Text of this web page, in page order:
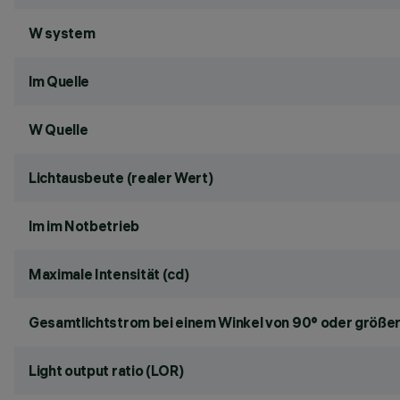
W system
lm Quelle
W Quelle
Lichtausbeute (realer Wert)
lm im Notbetrieb
Maximale Intensität (cd)
Gesamtlichtstrom bei einem Winkel von 90° oder
Light output ratio (LOR)